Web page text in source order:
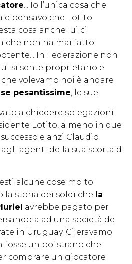
... Io l’unica cosa che
e pensavo che Lotito
cosa anche lui ci
che non ha mai fatto
In Federazione non
si sente proprietario e
volevamo noi è andare
pesantissime, le sue.
a chiedere spiegazioni
Lotito, almeno in due
e anzi Claudio
agenti della sua scorta di
alcune cose molto
la storia dei soldi che la
avrebbe pagato per
ad una società del
in Uruguay. Ci eravamo
un po’ strano che
comprare un giocatore